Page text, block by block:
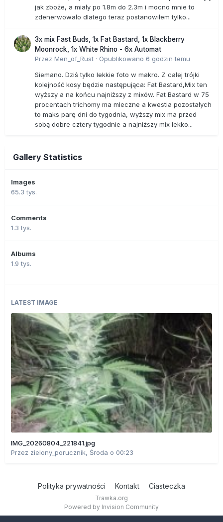
jak zboże, a miały po 1.8m do 2.3m i mocno mnie to
zdenerwowało dlatego teraz postanowiłem tylko...
3x mix Fast Buds, 1x Fat Bastard, 1x Blackberry
Moonrock, 1x White Rhino - 6x Automat
Przez Men_of_Rust · Opublikowano 6 godzin temu
Siemano. Dziś tylko lekkie foto w makro. Z całej trójki
kolejność kosy będzie następująca: Fat Bastard,Mix ten
wyższy a na końcu najniższy z mixów. Fat Bastard w 75
procentach trichomy ma mleczne a kwestia pozostałych
to maks parę dni do tygodnia, wyższy mix ma przed
sobą dobre cztery tygodnie a najniższy mix lekko...
Gallery Statistics
Images
65.3 tys.
Comments
1.3 tys.
Albums
1.9 tys.
LATEST IMAGE
IMG_20260804_221841.jpg
Przez zielony_porucznik, Środa o 00:23
Polityka prywatności Kontakt Ciasteczka
Trawka.org
Powered by Invision Community